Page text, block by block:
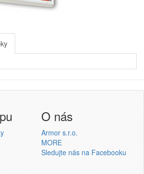
O nás
Armor s.r.o.
MORE
Sledujte nás na Facebooku